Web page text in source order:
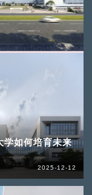
学如何培育未来
2025-12-12